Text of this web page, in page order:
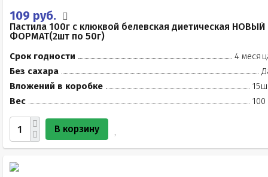
109 руб.
Пастила 100г с клюквой белевская диетическая НОВЫЙ
ФОРМАТ(2шт по 50г)
Срок годности
4
Без сахара
Вложений в коробке
Вес
100
В корзину